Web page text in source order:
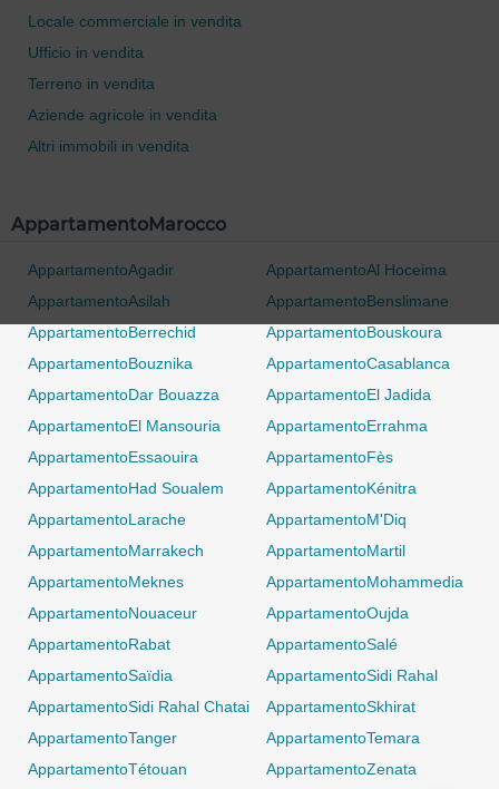
Locale commerciale in vendita
Ufficio in vendita
Terreno in vendita
Aziende agricole in vendita
Altri immobili in vendita
AppartamentoMarocco
AppartamentoAgadir
AppartamentoAl Hoceima
AppartamentoAsilah
AppartamentoBenslimane
AppartamentoBerrechid
AppartamentoBouskoura
AppartamentoBouznika
AppartamentoCasablanca
AppartamentoDar Bouazza
AppartamentoEl Jadida
AppartamentoEl Mansouria
AppartamentoErrahma
AppartamentoEssaouira
AppartamentoFès
AppartamentoHad Soualem
AppartamentoKénitra
AppartamentoLarache
AppartamentoM'Diq
AppartamentoMarrakech
AppartamentoMartil
AppartamentoMeknes
AppartamentoMohammedia
AppartamentoNouaceur
AppartamentoOujda
AppartamentoRabat
AppartamentoSalé
AppartamentoSaïdia
AppartamentoSidi Rahal
AppartamentoSidi Rahal Chatai
AppartamentoSkhirat
AppartamentoTanger
AppartamentoTemara
AppartamentoTétouan
AppartamentoZenata